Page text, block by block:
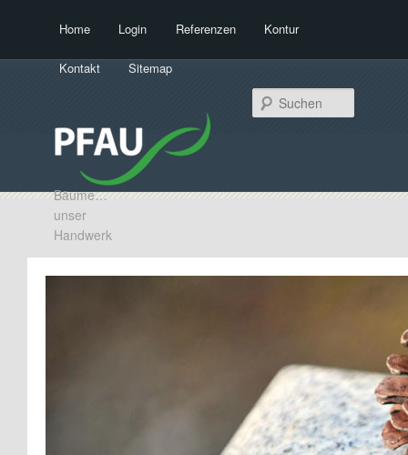
Zum Inhalt wechseln
Zum sekundären Inhalt wechseln
Home Login Referenzen Kontur
Kontakt Sitemap
Bäume…
unser
Handwerk